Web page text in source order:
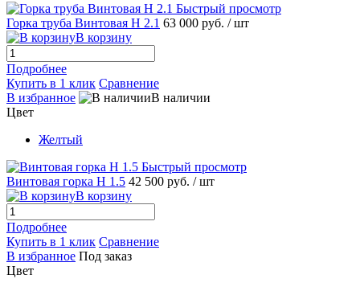
Быстрый просмотр
Горка труба Винтовая H 2.1 63 000 руб. / шт
В корзину
Подробнее
Купить в 1 клик Сравнение
В избранное
В наличии
Цвет
Желтый
Быстрый просмотр
Винтовая горка H 1.5 42 500 руб. / шт
В корзину
Подробнее
Купить в 1 клик Сравнение
В избранное Под заказ
Цвет